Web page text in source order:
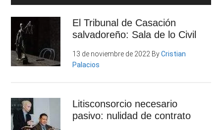
El Tribunal de Casación
salvadoreño: Sala de lo Civil
13 de noviembre de 2022 ByCristian
Palacios
Litisconsorcio necesario
pasivo: nulidad de contrato